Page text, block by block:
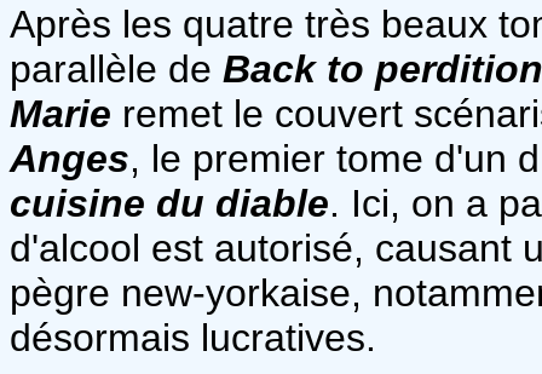
Après les quatre très beaux
parallèle de Back to perdition
Marie remet le couvert
Anges, le premier tome d'un
cuisine du diable. Ici, on a
d'alcool est autorisé, causant
pègre new-yorkaise,
désormais lucratives.